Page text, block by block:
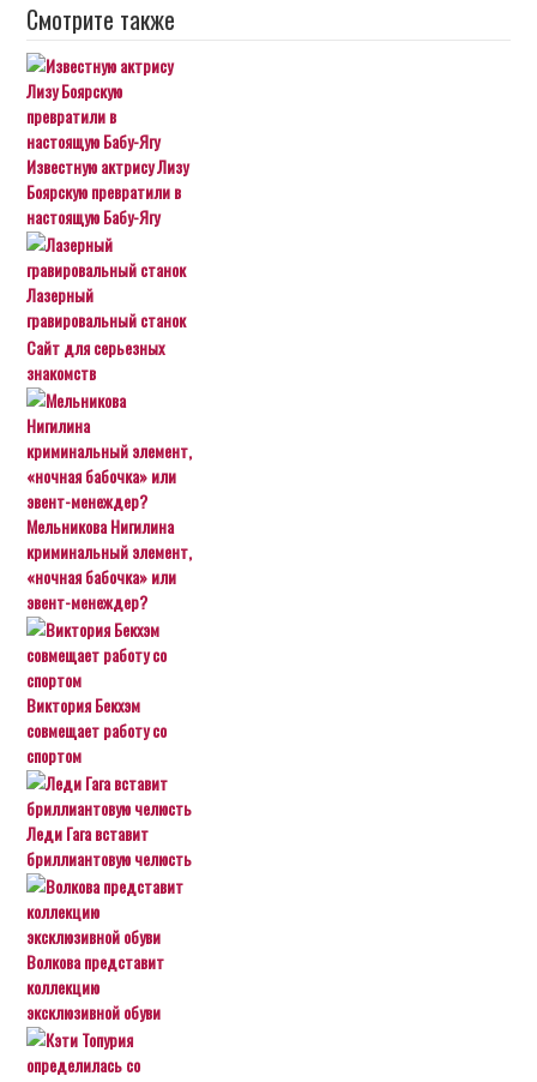
Смотрите также
Известную актрису Лизу
Боярскую превратили в
настоящую Бабу-Ягу
Лазерный
гравировальный станок
Сайт для серьезных
знакомств
Мельникова Нигилина
криминальный элемент,
«ночная бабочка» или
эвент-менеждер?
Виктория Бекхэм
совмещает работу со
спортом
Леди Гага вставит
бриллиантовую челюсть
Волкова представит
коллекцию
эксклюзивной обуви